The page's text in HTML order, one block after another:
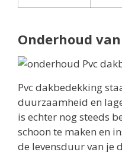
Onderhoud
Pvc dakbedekking
duurzaamheid en
is echter nog steeds
schoon te maken en
de levensduur van je